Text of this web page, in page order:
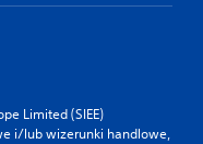
Limited (SIEE)
i/lub wizerunki handlowe,